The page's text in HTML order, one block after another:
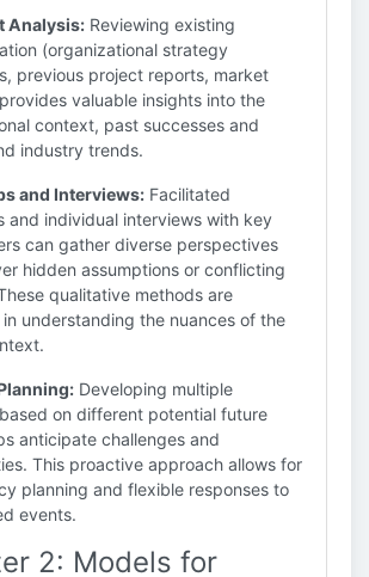
Analysis: Reviewing existing
(organizational strategy
previous project reports, market
valuable insights into the
context, past successes and
industry trends.
and Interviews: Facilitated
and individual interviews with key
can gather diverse perspectives
hidden assumptions or conflicting
qualitative methods are
in understanding the nuances of the
Developing multiple
on different potential future
anticipate challenges and
This proactive approach allows for
planning and flexible responses to
events.
2: Models for